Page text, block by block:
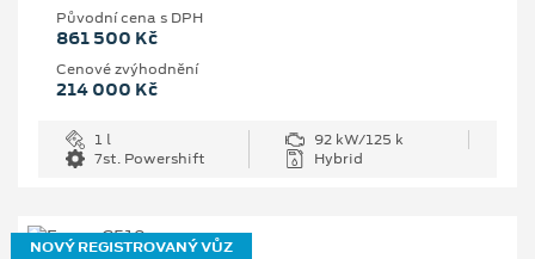
Původní cena s DPH
861 500 Kč
Cenové zvýhodnění
214 000 Kč
1 l
92 kW/125 k
7st. Powershift
Hybrid
NOVÝ REGISTROVANÝ VŮZ